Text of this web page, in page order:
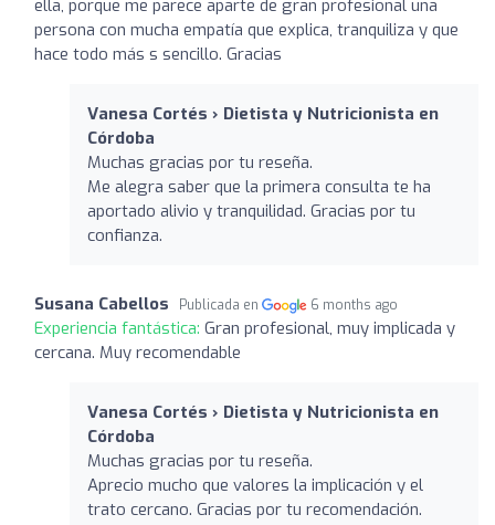
ella, porque me parece aparte de gran profesional una
persona con mucha empatía que explica, tranquiliza y que
hace todo más s sencillo. Gracias
Vanesa Cortés › Dietista y Nutricionista en
Córdoba
Muchas gracias por tu reseña.
Me alegra saber que la primera consulta te ha
aportado alivio y tranquilidad. Gracias por tu
confianza.
Susana Cabellos Publicada en 6 months ago
Experiencia fantástica: Gran profesional, muy implicada y
cercana. Muy recomendable
Vanesa Cortés › Dietista y Nutricionista en
Córdoba
Muchas gracias por tu reseña.
Aprecio mucho que valores la implicación y el
trato cercano. Gracias por tu recomendación.